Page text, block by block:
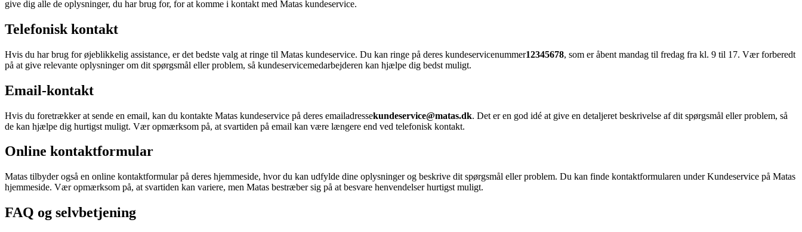
give dig alle de oplysninger, du har brug for, for at komme i kontakt med Matas kundeservice.
Telefonisk kontakt
Hvis du har brug for øjeblikkelig assistance, er det bedste valg at ringe til Matas kundeservice. Du kan ringe på deres kundeservicenummer12345678, som er åbent mandag til fredag ​​fra kl. 9 til 17. Vær forberedt
på at give relevante oplysninger om dit spørgsmål eller problem, så kundeservicemedarbejderen kan hjælpe dig bedst muligt.
Email-kontakt
Hvis du foretrækker at sende en email, kan du kontakte Matas kundeservice på deres emailadressekundeservice@matas.dk. Det er en god idé at give en detaljeret beskrivelse af dit spørgsmål eller problem, så
de kan hjælpe dig hurtigst muligt. Vær opmærksom på, at svartiden på email kan være længere end ved telefonisk kontakt.
Online kontaktformular
Matas tilbyder også en online kontaktformular på deres hjemmeside, hvor du kan udfylde dine oplysninger og beskrive dit spørgsmål eller problem. Du kan finde kontaktformularen under Kundeservice på Matas
hjemmeside. Vær opmærksom på, at svartiden kan variere, men Matas bestræber sig på at besvare henvendelser hurtigst muligt.
FAQ og selvbetjening